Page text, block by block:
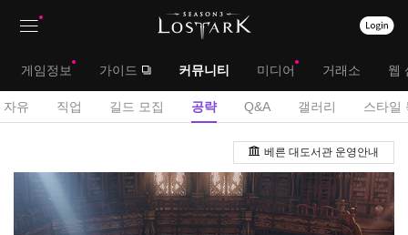
뉴
대
메
게임정보 가이드 커뮤니티 미디어 거래소 웹
서
메
뉴
자유 직업 길드 모집 공략 Q&A 갤러리 스타일
략
판
베른 대도서관 운영안내